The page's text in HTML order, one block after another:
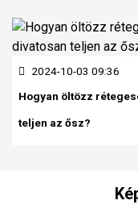
2024-10-03 09:36
Hogyan öltözz
teljen az ősz?